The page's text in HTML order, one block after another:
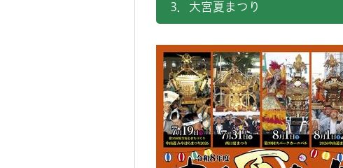
3．大宮夏まつり